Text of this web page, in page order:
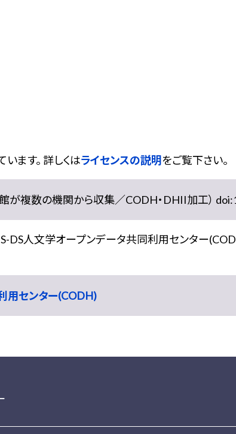
ます。 詳しくはライセンスの説明をご覧下さい。
館が複数の機関から収集／CODH・DHII加工）
DS人文学オープンデータ共同利用センター
用センター(CODH)